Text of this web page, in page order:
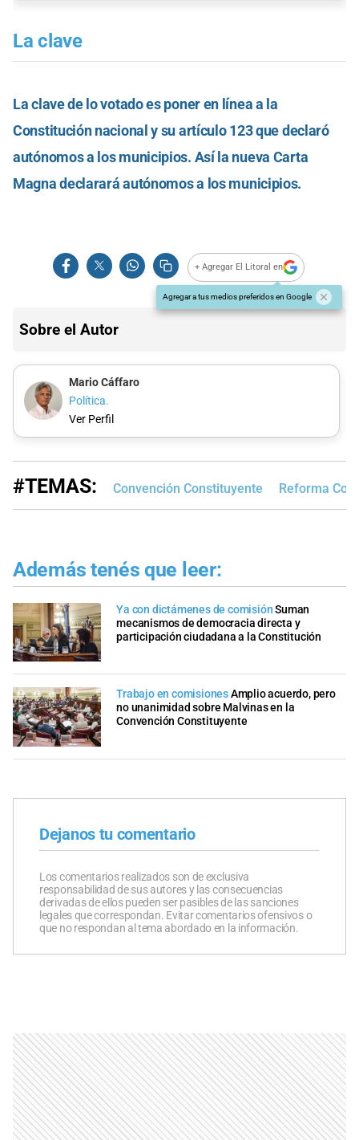
La clave
La clave de lo votado es poner en línea a la
Constitución nacional y su artículo 123 que declaró
autónomos a los municipios. Así la nueva Carta
Magna declarará autónomos a los municipios.
+ Agregar El Litoral en
Agregar a tus medios preferidos en Google
Sobre el Autor
Mario Cáffaro
Política.
Ver Perfil
#TEMAS: Convención Constituyente Reforma
Además tenés que leer:
Ya con dictámenes de comisiónSuman
mecanismos de democracia directa y
participación ciudadana a la Constitución
Trabajo en comisionesAmplio acuerdo, pero
no unanimidad sobre Malvinas en la
Convención Constituyente
Dejanos tu comentario
Los comentarios realizados son de exclusiva
responsabilidad de sus autores y las consecuencias
derivadas de ellos pueden ser pasibles de las sanciones
legales que correspondan. Evitar comentarios ofensivos o
que no respondan al tema abordado en la información.